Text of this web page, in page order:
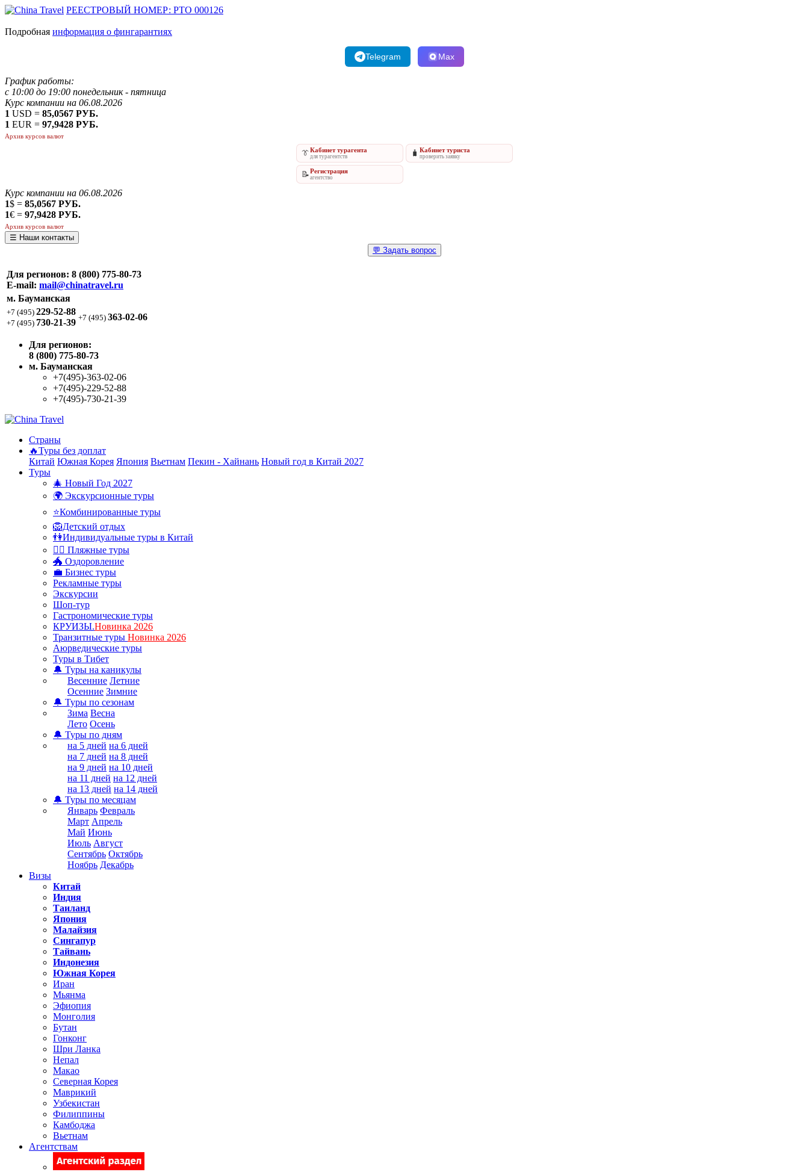
РЕЕСТРОВЫЙ НОМЕР: РТО 000126
Подробная информация о фингарантиях
Telegram Max
График работы:
с 10:00 до 19:00 понедельник - пятница
Курс компании на 06.08.2026
1 USD = 85,0567 РУБ.
1 EUR = 97,9428 РУБ.
Архив курсов валют
👔Кабинет турагента
для турагентств 🧳 Кабинет туриста
проверить заявку
📝Регистрация
агентство
Курс компании на 06.08.2026
1$ = 85,0567 РУБ.
1€ = 97,9428 РУБ.
Архив курсов валют
☰ Наши контакты
💬 Задать вопрос
Для регионов: 8 (800) 775-80-73
E-mail: mail@chinatravel.ru
м. Бауманская
+7 (495) 229-52-88
+7 (495) 730-21-39 +7 (495) 363-02-06
Для регионов:
8 (800) 775-80-73
м. Бауманская
+7(495)-363-02-06
+7(495)-229-52-88
+7(495)-730-21-39
Страны
🔥Туры без доплат
Китай Южная Корея Япония Вьетнам Пекин - Хайнань Новый год в Китай 2027
Туры
🎄 Новый Год 2027
🌍 Экскурсионные туры
⭐Комбинированные туры
🦁Детский отдых
👫Индивидуальные туры в Китай
🏊‍♂ Пляжные туры
🐲 Оздоровление
💼 Бизнес туры
Рекламные туры
Экскурсии
Шоп-тур
Гастрономические туры
КРУИЗЫ.Новинка 2026
Транзитные туры Новинка 2026
Аюрведические туры
Туры в Тибет
🔔 Туры на каникулы
Весенние Летние
Осенние Зимние
🔔 Туры по сезонам
Зима Весна
Лето Осень
🔔 Туры по дням
на 5 дней на 6 дней
на 7 дней на 8 дней
на 9 дней на 10 дней
на 11 дней на 12 дней
на 13 дней на 14 дней
🔔 Туры по месяцам
Январь Февраль
Март Апрель
Май Июнь
Июль Август
Сентябрь Октябрь
Ноябрь Декабрь
Визы
Китай
Индия
Таиланд
Япония
Малайзия
Сингапур
Тайвань
Индонезия
Южная Корея
Иран
Мьянма
Эфиопия
Монголия
Бутан
Гонконг
Шри Ланка
Непал
Макао
Северная Корея
Маврикий
Узбекистан
Филиппины
Камбоджа
Вьетнам
Агентствам